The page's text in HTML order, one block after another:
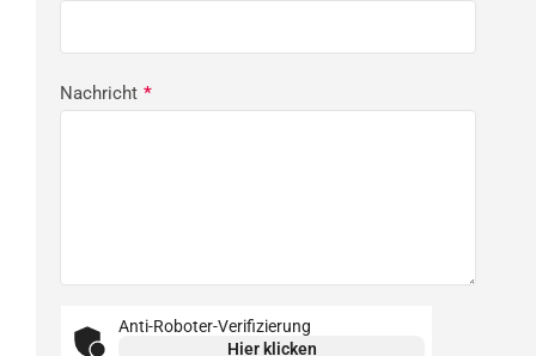
Nachricht *
Anti-Roboter-Verifizierung
Hier klicken